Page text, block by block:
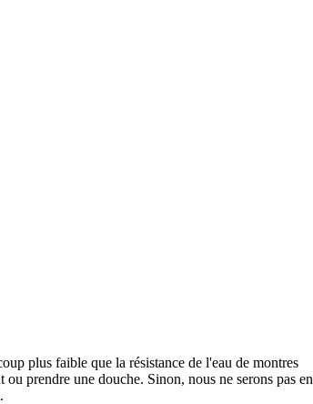
plus faible que la résistance de l'eau de montres
prendre une douche. Sinon, nous ne serons pas en